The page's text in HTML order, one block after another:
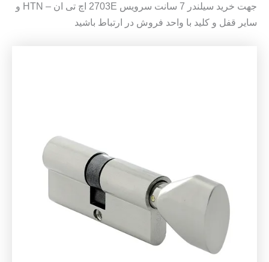
جهت خرید سیلندر 7 سانت سرویس 2703E اچ تی ان – HTN و
سایر قفل و کلید با واحد فروش در ارتباط باشید